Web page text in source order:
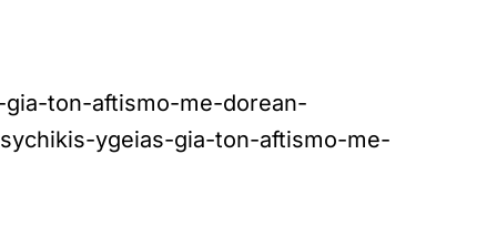
ton-aftismo-me-dorean-
ygeias-gia-ton-aftismo-me-